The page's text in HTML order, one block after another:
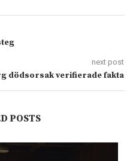
next post
dödsorsak verifierade fakta
POSTS